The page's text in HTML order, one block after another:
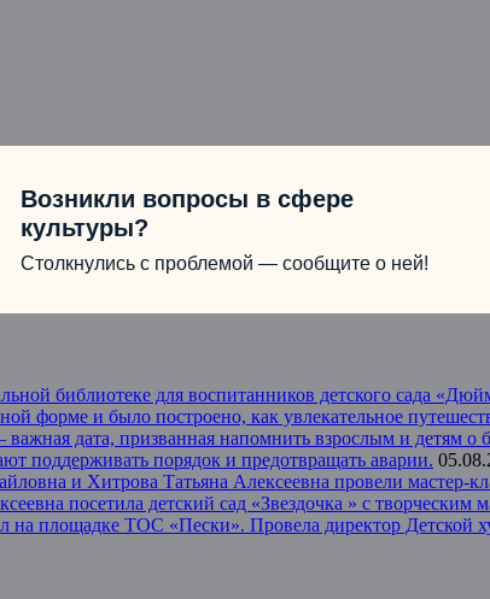
Возникли вопросы в сфере
культуры?
Столкнулись с проблемой — сообщите о ней!
библиотеке для воспитанников детского сада
форме и было построено, как увлекательное
дата, призванная напомнить взрослым и детям
поддерживать порядок и предотвращать аварии.
и Хитрова Татьяна Алексеевна провели мастер-
посетила детский сад «Звездочка » с творческим
на площадке ТОС «Пески». Провела директор